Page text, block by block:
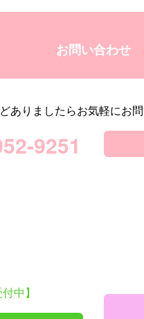
お問い合わせ
ありましたらお気軽にお
9251
中】